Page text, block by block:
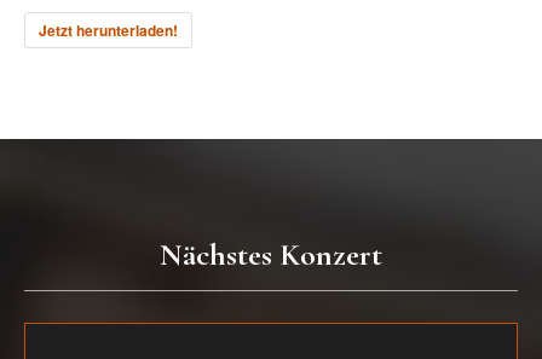
Jetzt herunterladen!
Nächstes Konzert